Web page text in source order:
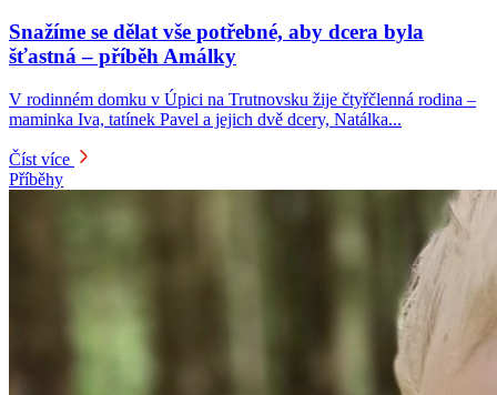
Snažíme se dělat vše potřebné, aby dcera byla
šťastná – příběh Amálky
V rodinném domku v Úpici na Trutnovsku žije čtyřčlenná rodina –
maminka Iva, tatínek Pavel a jejich dvě dcery, Natálka...
Číst více
Příběhy